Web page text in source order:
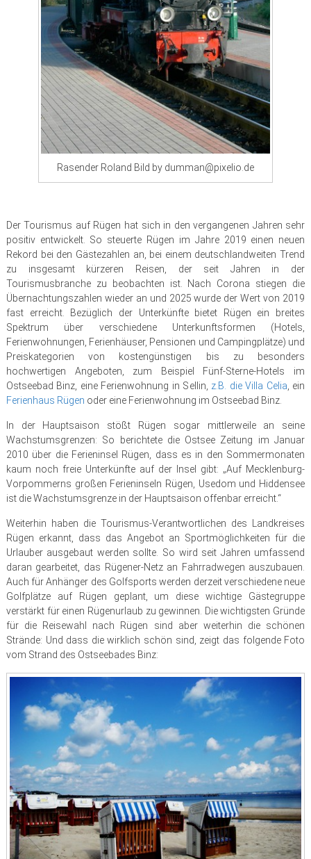
Rasender Roland Bild by dumman@pixelio.de
Der Tourismus auf Rügen hat sich in den vergangenen Jahren sehr
positiv entwickelt. So steuerte Rügen im Jahre 2019 einen neuen
Rekord bei den Gästezahlen an, bei einem deutschlandweiten Trend
zu insgesamt kürzeren Reisen, der seit Jahren in der
Tourismusbranche zu beobachten ist. Nach Corona stiegen die
Übernachtungszahlen wieder an und 2025 wurde der Wert von 2019
fast erreicht. Bezüglich der Unterkünfte bietet Rügen ein breites
Spektrum über verschiedene Unterkunftsformen (Hotels,
Ferienwohnungen, Ferienhäuser, Pensionen und Campingplätze) und
Preiskategorien von kostengünstigen bis zu besonders
hochwertigen Angeboten, zum Beispiel Fünf-Sterne-Hotels im
Ostseebad Binz, eine Ferienwohnung in Sellin, z.B. die Villa Celia, ein
Ferienhaus Rügen oder eine Ferienwohnung im Ostseebad Binz.
In der Hauptsaison stößt Rügen sogar mittlerweile an seine
Wachstumsgrenzen: So berichtete die Ostsee Zeitung im Januar
2010 über die Ferieninsel Rügen, dass es in den Sommermonaten
kaum noch freie Unterkünfte auf der Insel gibt: „Auf Mecklenburg-
Vorpommerns großen Ferieninseln Rügen, Usedom und Hiddensee
ist die Wachstumsgrenze in der Hauptsaison offenbar erreicht.“
Weiterhin haben die Tourismus-Verantwortlichen des Landkreises
Rügen erkannt, dass das Angebot an Sportmöglichkeiten für die
Urlauber ausgebaut werden sollte. So wird seit Jahren umfassend
daran gearbeitet, das Rügener-Netz an Fahrradwegen auszubauen.
Auch für Anhänger des Golfsports werden derzeit verschiedene neue
Golfplätze auf Rügen geplant, um diese wichtige Gästegruppe
verstärkt für einen Rügenurlaub zu gewinnen. Die wichtigsten Gründe
für die Reisewahl nach Rügen sind aber weiterhin die schönen
Strände: Und dass die wirklich schön sind, zeigt das folgende Foto
vom Strand des Ostseebades Binz: